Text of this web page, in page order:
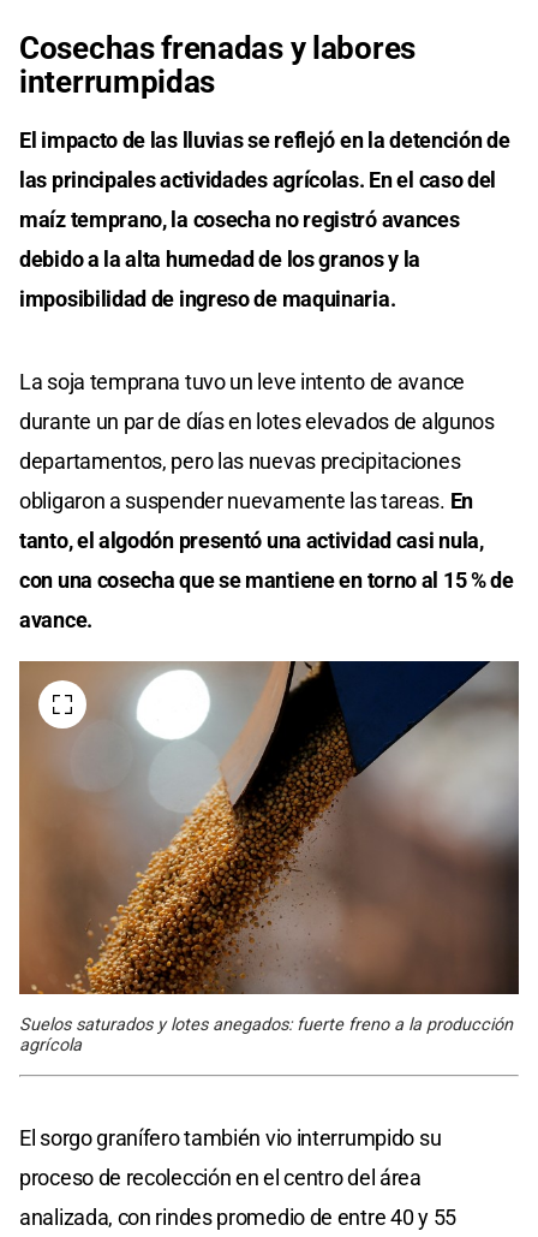
Cosechas frenadas y labores
interrumpidas
El impacto de las lluvias se reflejó en la detención de
las principales actividades agrícolas. En el caso del
maíz temprano, la cosecha no registró avances
debido a la alta humedad de los granos y la
imposibilidad de ingreso de maquinaria.
La soja temprana tuvo un leve intento de avance
durante un par de días en lotes elevados de algunos
departamentos, pero las nuevas precipitaciones
obligaron a suspender nuevamente las tareas. En
tanto, el algodón presentó una actividad casi nula,
con una cosecha que se mantiene en torno al 15 % de
avance.
Suelos saturados y lotes anegados: fuerte freno a la producción
agrícola
El sorgo granífero también vio interrumpido su
proceso de recolección en el centro del área
analizada, con rindes promedio de entre 40 y 55